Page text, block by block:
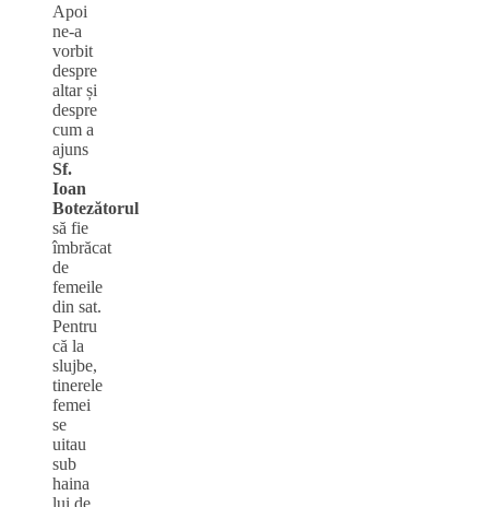
Apoi
ne-a
vorbit
despre
altar și
despre
cum a
ajuns
Sf.
Ioan
Botezătorul
să fie
îmbrăcat
de
femeile
din sat.
Pentru
că la
slujbe,
tinerele
femei
se
uitau
sub
haina
lui de